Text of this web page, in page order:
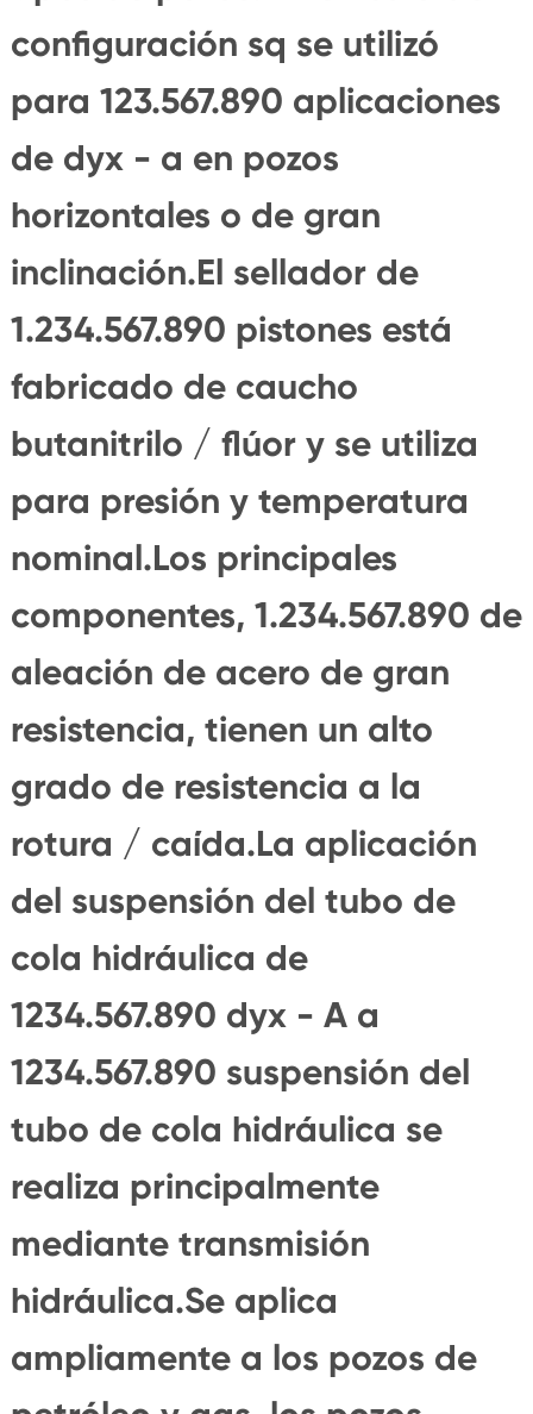
configuración sq se utilizó
para 123.567.890 aplicaciones
de dyx - a en pozos
horizontales o de gran
inclinación.El sellador de
1.234.567.890 pistones está
fabricado de caucho
butanitrilo / flúor y se utiliza
para presión y temperatura
nominal.Los principales
componentes, 1.234.567.890 de
aleación de acero de gran
resistencia, tienen un alto
grado de resistencia a la
rotura / caída.La aplicación
del suspensión del tubo de
cola hidráulica de
1234.567.890 dyx - A a
1234.567.890 suspensión del
tubo de cola hidráulica se
realiza principalmente
mediante transmisión
hidráulica.Se aplica
ampliamente a los pozos de